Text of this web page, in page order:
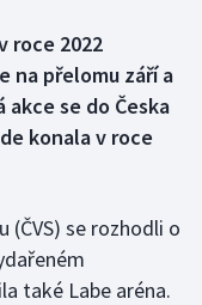
roce 2022
na přelomu září a
akce se do Česka
konala v roce
(ČVS) se rozhodli o
také Labe aréna.